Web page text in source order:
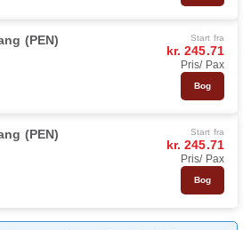
(PEN) Start fra
kr. 245.71
Pris/ Pax
Bog
(PEN) Start fra
kr. 245.71
Pris/ Pax
Bog